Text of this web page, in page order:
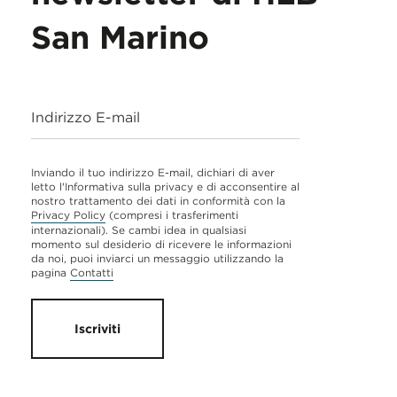
San Marino
Indirizzo E-mail
Inviando il tuo indirizzo E-mail, dichiari di aver
letto l'Informativa sulla privacy e di acconsentire al
nostro trattamento dei dati in conformità con la
Privacy Policy (compresi i trasferimenti
internazionali). Se cambi idea in qualsiasi
momento sul desiderio di ricevere le informazioni
da noi, puoi inviarci un messaggio utilizzando la
pagina Contatti
Iscriviti